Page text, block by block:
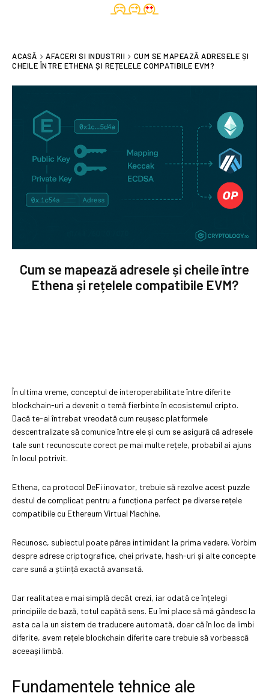
ACASĂ AFACERI SI INDUSTRII
CUM SE MAPEAZĂ ADRESELE ȘI
CHEILE ÎNTRE ETHENA ȘI REȚELELE COMPATIBILE EVM?
Cum se mapează adresele și cheile între
Ethena și rețelele compatibile EVM?
În ultima vreme, conceptul de interoperabilitate între diferite
blockchain-uri a devenit o temă fierbinte în ecosistemul cripto.
Dacă te-ai întrebat vreodată cum reușesc platformele
descentralizate să comunice între ele și cum se asigură că adresele
tale sunt recunoscute corect pe mai multe rețele, probabil ai ajuns
în locul potrivit.
Ethena, ca protocol DeFi inovator, trebuie să rezolve acest puzzle
destul de complicat pentru a funcționa perfect pe diverse rețele
compatibile cu Ethereum Virtual Machine.
Recunosc, subiectul poate părea intimidant la prima vedere. Vorbim
despre adrese criptografice, chei private, hash-uri și alte concepte
care sună a știință exactă avansată.
Dar realitatea e mai simplă decât crezi, iar odată ce înțelegi
principiile de bază, totul capătă sens. Eu îmi place să mă gândesc la
asta ca la un sistem de traducere automată, doar că în loc de limbi
diferite, avem rețele blockchain diferite care trebuie să vorbească
aceeași limbă.
Fundamentele tehnice ale